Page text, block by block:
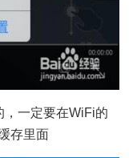
一定要在WiFi的
存里面